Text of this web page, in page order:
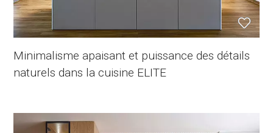
Minimalisme apaisant et puissance des détails
naturels dans la cuisine ELITE